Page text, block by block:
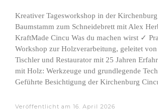
Kreativer Tagesworkshop in der
Baumstamm zum Schneidebrett mit Alex
KraftMade Cincu Was du machen wirst ✓
Workshop zur Holzverarbeitung, geleitet
Tischler und Restaurator mit 25 Jahren
mit Holz: Werkzeuge und grundlegende
Geführte Besichtigung der Kirchenburg
Veröffentlicht am 16. April 2026